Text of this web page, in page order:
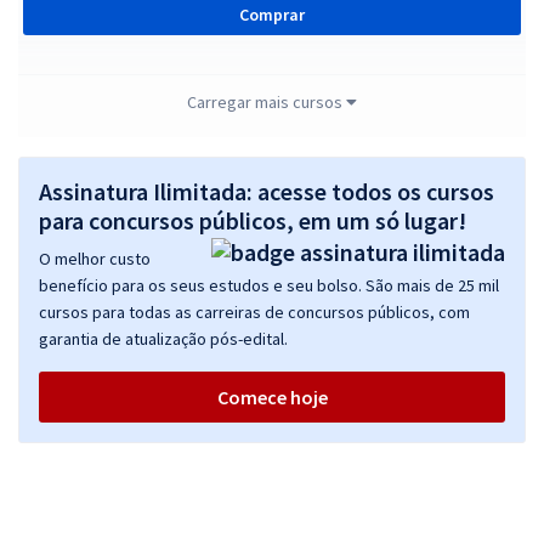
Comprar
Judiciário - Área Administrativa - Especialidade Contabilidade
R$ 407,84à vista
ou 12x deR$ 33,99
Economize R$ 101,96 (-20%)
Comprar
TRT 1ª Região (RJ) - Tribunal Regional do Trabalho - Analista Judiciário
- Área Apoio Especializado - Especialidade Estatística (Módulo
Carregar mais cursos
Assinatura Ilimitada: acesse todos os cursos
para concursos públicos, em um só lugar!
O melhor custo
benefício para os seus estudos e seu bolso. São mais de 25 mil
cursos para todas as carreiras de concursos públicos, com
garantia de atualização pós-edital.
Comece hoje